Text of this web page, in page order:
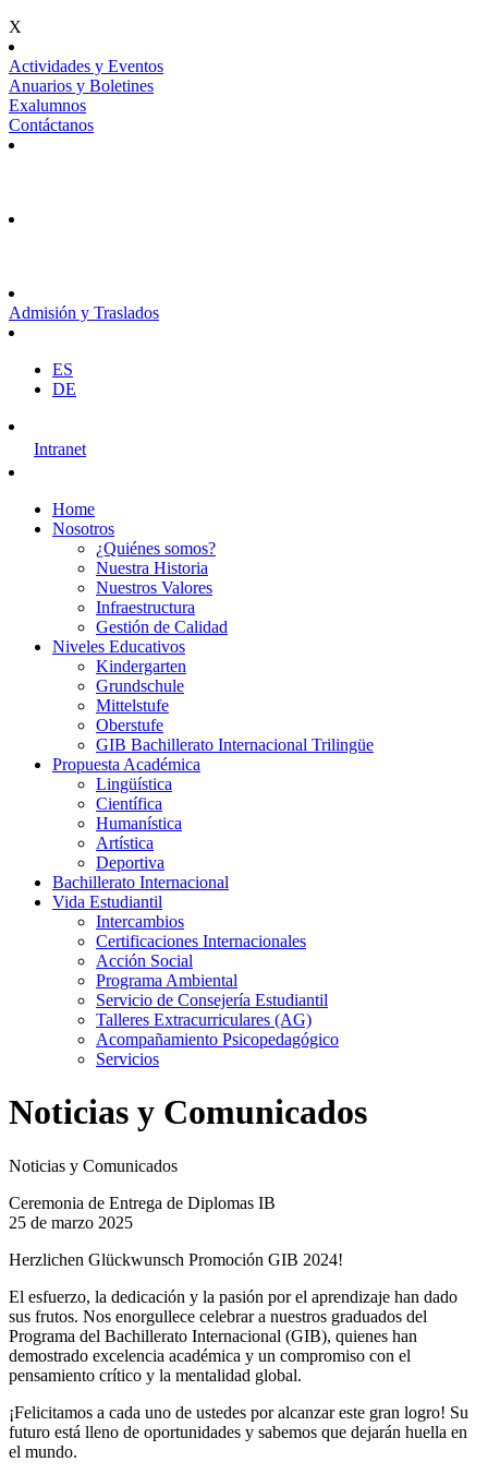
X
Actividades y Eventos
Anuarios y Boletines
Exalumnos
Contáctanos
Admisión y Traslados
ES
DE
Intranet
Home
Nosotros
¿Quiénes somos?
Nuestra Historia
Nuestros Valores
Infraestructura
Gestión de Calidad
Niveles Educativos
Kindergarten
Grundschule
Mittelstufe
Oberstufe
GIB Bachillerato Internacional Trilingüe
Propuesta Académica
Lingüística
Científica
Humanística
Artística
Deportiva
Bachillerato Internacional
Vida Estudiantil
Intercambios
Certificaciones Internacionales
Acción Social
Programa Ambiental
Servicio de Consejería Estudiantil
Talleres Extracurriculares (AG)
Acompañamiento Psicopedagógico
Servicios
Noticias y Comunicados
Noticias y Comunicados
Ceremonia de Entrega de Diplomas IB
25 de marzo 2025
Herzlichen Glückwunsch Promoción GIB 2024!
El esfuerzo, la dedicación y la pasión por el aprendizaje han dado
sus frutos. Nos enorgullece celebrar a nuestros graduados del
Programa del Bachillerato Internacional (GIB), quienes han
demostrado excelencia académica y un compromiso con el
pensamiento crítico y la mentalidad global.
¡Felicitamos a cada uno de ustedes por alcanzar este gran logro! Su
futuro está lleno de oportunidades y sabemos que dejarán huella en
el mundo.